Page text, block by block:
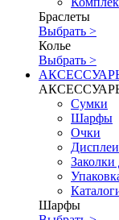
Браслеты
Выбрать >
Колье
Выбрать >
Сумки
Шарфы
Очки
Дисплеи
Заколки
Шарфы